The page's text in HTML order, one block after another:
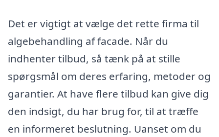
Det er vigtigt at vælge det rette firma til
algebehandling af facade. Når du
indhenter tilbud, så tænk på at stille
spørgsmål om deres erfaring, metoder og
garantier. At have flere tilbud kan give dig
den indsigt, du har brug for, til at træffe
en informeret beslutning. Uanset om du